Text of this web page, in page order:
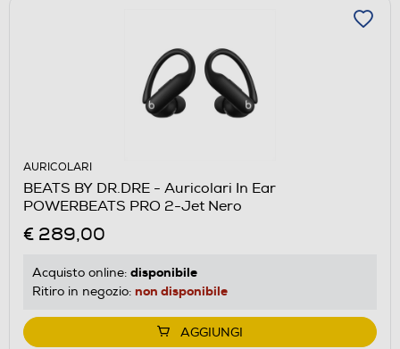
AURICOLARI
BEATS BY DR.DRE - Auricolari In Ear
POWERBEATS PRO 2-Jet Nero
€ 289,00
Acquisto online: disponibile
Ritiro in negozio: non disponibile
AGGIUNGI